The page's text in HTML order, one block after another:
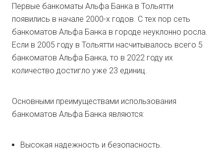
Первые банкоматы Альфа Банка в Тольятти
появились в начале 2000-х годов. С тех пор сеть
банкоматов Альфа Банка в городе неуклонно росла.
Если в 2005 году в Тольятти насчитывалось всего 5
банкоматов Альфа Банка, то в 2022 году их
количество достигло уже 23 единиц.
Основными преимуществами использования
банкоматов Альфа Банка являются:
Высокая надежность и безопасность.